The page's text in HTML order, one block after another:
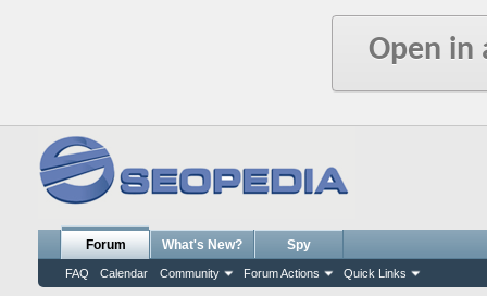
Open in
Forum
FAQ Calendar Community Forum Actions Quick Links
What's New? Spy